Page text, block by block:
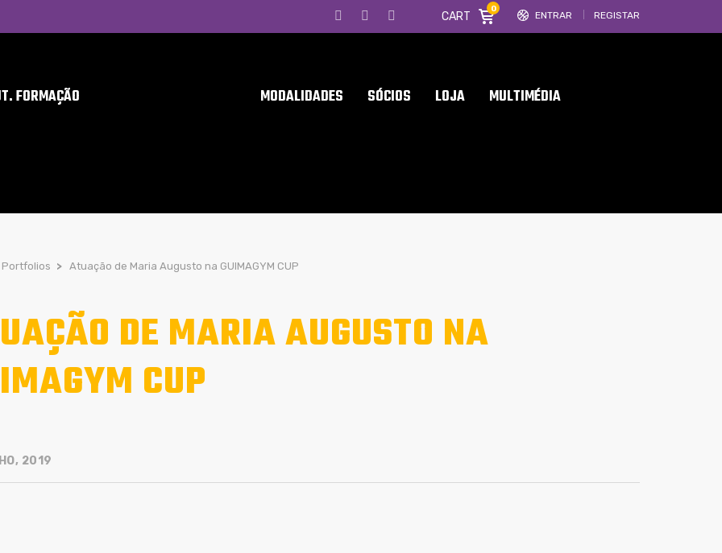
ENTRAR REGISTAR
CART
0
FORMAÇÃO MODALIDADES SÓCIOS LOJA MULTIMÉDIA
Portfolios > Atuação de Maria Augusto na GUIMAGYM CUP
DE MARIA AUGUSTO NA
CUP
2019